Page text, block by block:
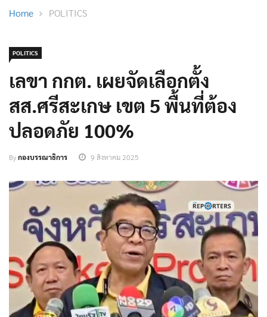
Home POLITICS
POLITICS
เลขา กกต. เผยจัดเลือกตั้ง
สส.ศรีสะเกษ เขต 5 พื้นที่ต้อง
ปลอดภัย 100%
Byกองบรรณาธิการ 9 สิงหาคม 2025